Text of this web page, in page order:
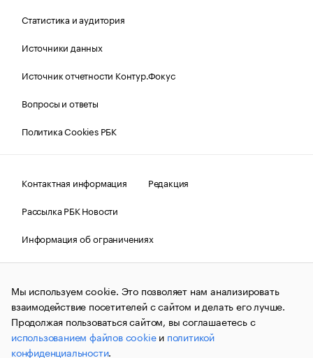
Статистика и аудитория
Источники данных
Источник отчетности Контур.Фокус
Вопросы и ответы
Политика Cookies РБК
Контактная информация
Редакция
Рассылка РБК Новости
Информация об ограничениях
Правовая информация
О соблюдении авторских прав
© АО «РОСБИЗНЕСКОНСАЛТИНГ»,1995–2026.Сообщения
и материалы информационного агентства «РБК»
(зарегистрировано Федеральной службой по надзору в сфере
связи, информационных технологий и массовых
коммуникаций (Роскомнадзор) 09.12.2015 за номером ИА
№ФС77-63848) сопровождаются пометкой «РБК». Отдельные
Мы используем cookie. Это позволяет нам анализировать
взаимодействие посетителей с сайтом и делать его лучше.
Продолжая пользоваться сайтом, вы соглашаетесь с
использованием файлов cookieи политикой
конфиденциальности.